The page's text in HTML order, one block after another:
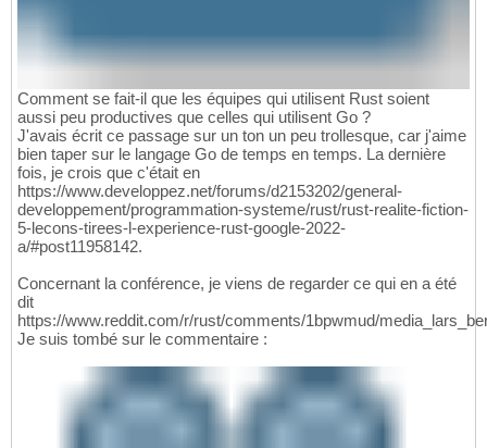
Comment se fait-il que les équipes qui utilisent Rust soient
aussi peu productives que celles qui utilisent Go ?
J'avais écrit ce passage sur un ton un peu trollesque, car j'aime
bien taper sur le langage Go de temps en temps. La dernière
fois, je crois que c'était en
https://www.developpez.net/forums/d2153202/general-
developpement/programmation-systeme/rust/rust-realite-fiction-
5-lecons-tirees-l-experience-rust-google-2022-
a/#post11958142.
Concernant la conférence, je viens de regarder ce qui en a été
dit
https://www.reddit.com/r/rust/comments/1bpwmud/
Je suis tombé sur le commentaire :